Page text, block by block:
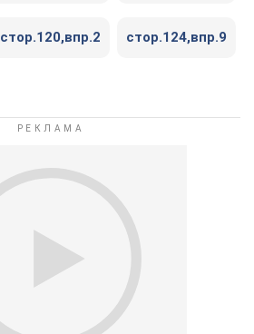
стор.120,впр.2 стор.124,впр.9